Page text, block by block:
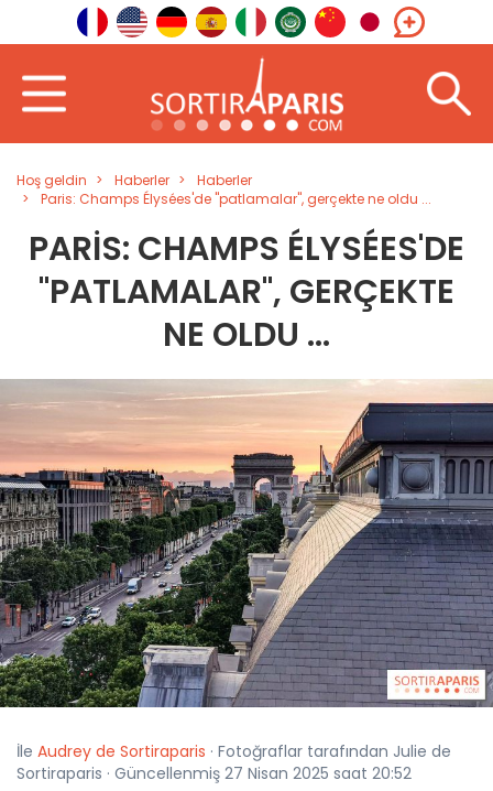
Hoş geldin Haberler
Haberler
Paris: Champs Élysées'de "patlamalar", gerçekte ne oldu ...
PARIS: CHAMPS ÉLYSÉES'DE
"PATLAMALAR", GERÇEKTE
NE OLDU ...
İle Audrey de Sortiraparis · Fotoğraflar tarafından Julie de
Sortiraparis · Güncellenmiş 27 Nisan 2025 saat 20:52